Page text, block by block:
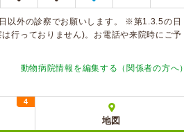
外の診察でお願いします。 ※第1.3.5の日
行っておりません)。お電話や来院時にご予
動物病院情報を編集する（関係者の方へ）
4
地図